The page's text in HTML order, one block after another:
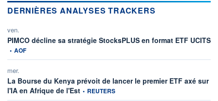
DERNIÈRES ANALYSES TRACKERS
ven.
PIMCO décline sa stratégie StocksPLUS en format ETF UCITS
• AOF
mer.
La Bourse du Kenya prévoit de lancer le premier ETF axé sur
l'IA en Afrique de l'Estinformation fournie par
• REUTERS